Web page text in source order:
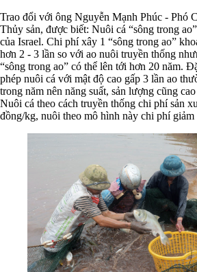
Trao đổi với ông Nguyễn Mạnh Phúc - Phó
Thủy sản, được biết: Nuôi cá “sông trong
của Israel. Chi phí xây 1 “sông trong ao”
hơn 2 - 3 lần so với ao nuôi truyền thống
“sông trong ao” có thể lên tới hơn 20 năm.
phép nuôi cá với mật độ cao gấp 3 lần ao
trong năm nên năng suất, sản lượng cũng
Nuôi cá theo cách truyền thống chi phí sản
đồng/kg, nuôi theo mô hình này chi phí